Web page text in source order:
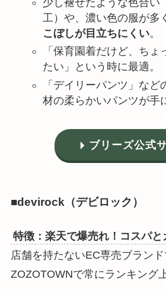
工）や、濃い色の服が多
こぼしが目立ちにくい。
「保育園着だけど、ち
たい」という時に最適。
「デイリーパンツ」な
材の柔らかいパンツが手
ブリーズ公式
■devirock（デビロック）
特徴：楽天で爆売れ！コスパ
店舗を持たないEC専売ブランド
ZOZOTOWNで常にランキング